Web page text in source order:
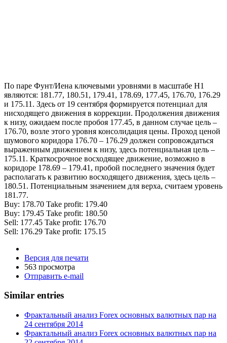
По паре Фунт/Иена ключевыми уровнями в масштабе Н1
являются: 181.77, 180.51, 179.41, 178.69, 177.45, 176.70, 176.29
и 175.11. Здесь от 19 сентября формируется потенциал для
нисходящего движения в коррекции. Продолжения движения
к низу, ожидаем после пробоя 177.45, в данном случае цель –
176.70, возле этого уровня консолидация цены. Проход ценой
шумового коридора 176.70 – 176.29 должен сопровождаться
выраженным движением к низу, здесь потенциальная цель –
175.11. Краткосрочное восходящее движение, возможно в
коридоре 178.69 – 179.41, пробой последнего значения будет
располагать к развитию восходящего движения, здесь цель –
180.51. Потенциальным значением для верха, считаем уровень
181.77.
Buy: 178.70 Take profit: 179.40
Buy: 179.45 Take profit: 180.50
Sell: 177.45 Take profit: 176.70
Sell: 176.29 Take profit: 175.15
Версия для печати
563 просмотра
Отправить e-mail
Similar entries
Фрактальный анализ Forex основных валютных пар на
24 сентября 2014
Фрактальный анализ Forex основных валютных пар на